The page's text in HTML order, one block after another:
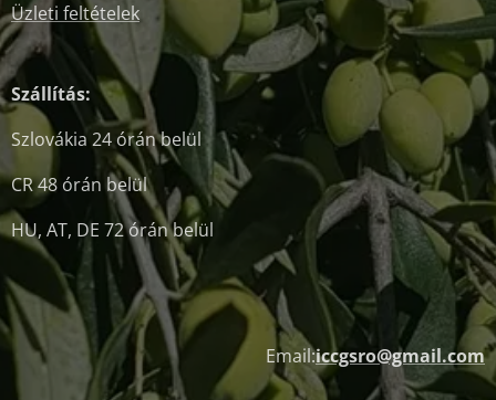
Üzleti feltételek
Szállítás:
Szlovákia 24 órán belül
CR 48 órán belül
HU, AT, DE 72 órán belül
Email:iccgsro@gmail.com